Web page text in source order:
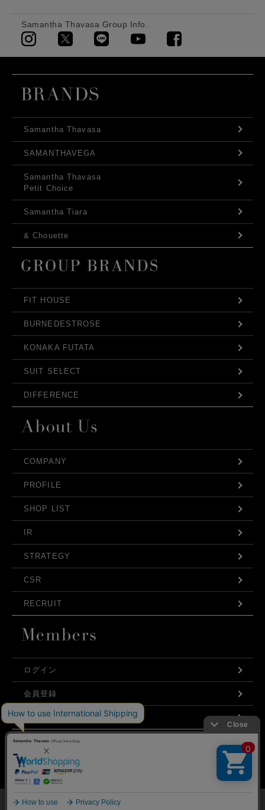
Samantha Thavasa Group Info.
Samantha Thavasa
SAMANTHAVEGA
Samantha Thavasa
Petit Choice
Samantha Tiara
& Chouette
FIT HOUSE
BURNEDESTROSE
KONAKA FUTATA
SUIT SELECT
DIFFERENCE
COMPANY
PROFILE
SHOP LIST
IR
STRATEGY
CSR
RECRUIT
ログイン
会員登録
利用規約
お問い合わせ
プライバシーポリシー
©Samantha Thavasa Japan Limited
弊社はCookieを利用し、Webの利便性向上に努め
ております。「承諾する」をクリックしていただ
くと、お客様に最適な内容を提供することが可能
ご覧ください。
承諾する